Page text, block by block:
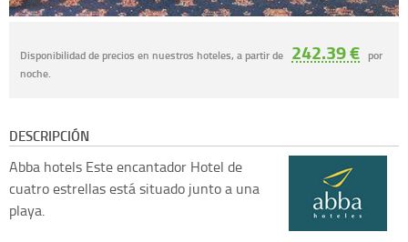
Disponibilidad de precios en nuestros hoteles, a partir de 242.39 € por
noche.
DESCRIPCIÓN
Abba hotels Este encantador Hotel de
cuatro estrellas está situado junto a una
playa.